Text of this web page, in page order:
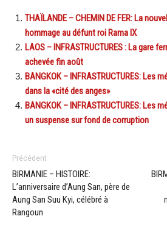
THAÏLANDE – CHEMIN DE FER: La
hommage au défunt roi Rama IX
LAOS – INFRASTRUCTURES : La gare
achevée fin août
BANGKOK – INFRASTRUCTURES: Les
dans la «cité des anges»
BANGKOK – INFRASTRUCTURES: Les
un suspense sur fond de corruption
Précédent
BIRMANIE – HISTOIRE:
L’anniversaire d’Aung San, père de
Aung San Suu Kyi, célébré à
Rangoun